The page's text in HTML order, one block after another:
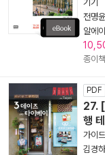
기기
전명윤
알에
종이
PDF
27.
행
가이
김경하